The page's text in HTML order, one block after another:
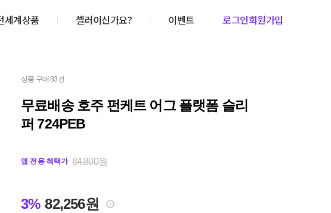
세계상품 셀러이신가요? 이벤트 로그인회원가입
상품 구매 83건
무료배송 호주 펀케트 어그 플랫폼 슬리
퍼 724PEB
앱 전용 혜택가 84,800원
3% 82,256원